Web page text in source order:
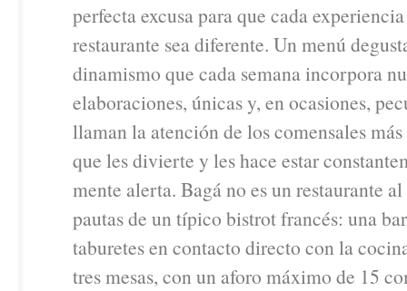
perfecta excusa para que cada
restaurante sea diferente. Un menú
dinamismo que cada semana incorpora
elaboraciones, únicas y, en ocasiones,
llaman la atención de los comensales
que les divierte y les hace estar
mente alerta. Bagá no es un restaurante
pautas de un típico bistrot francés: una
taburetes en contacto directo con la
tres mesas, con un aforo máximo de 15